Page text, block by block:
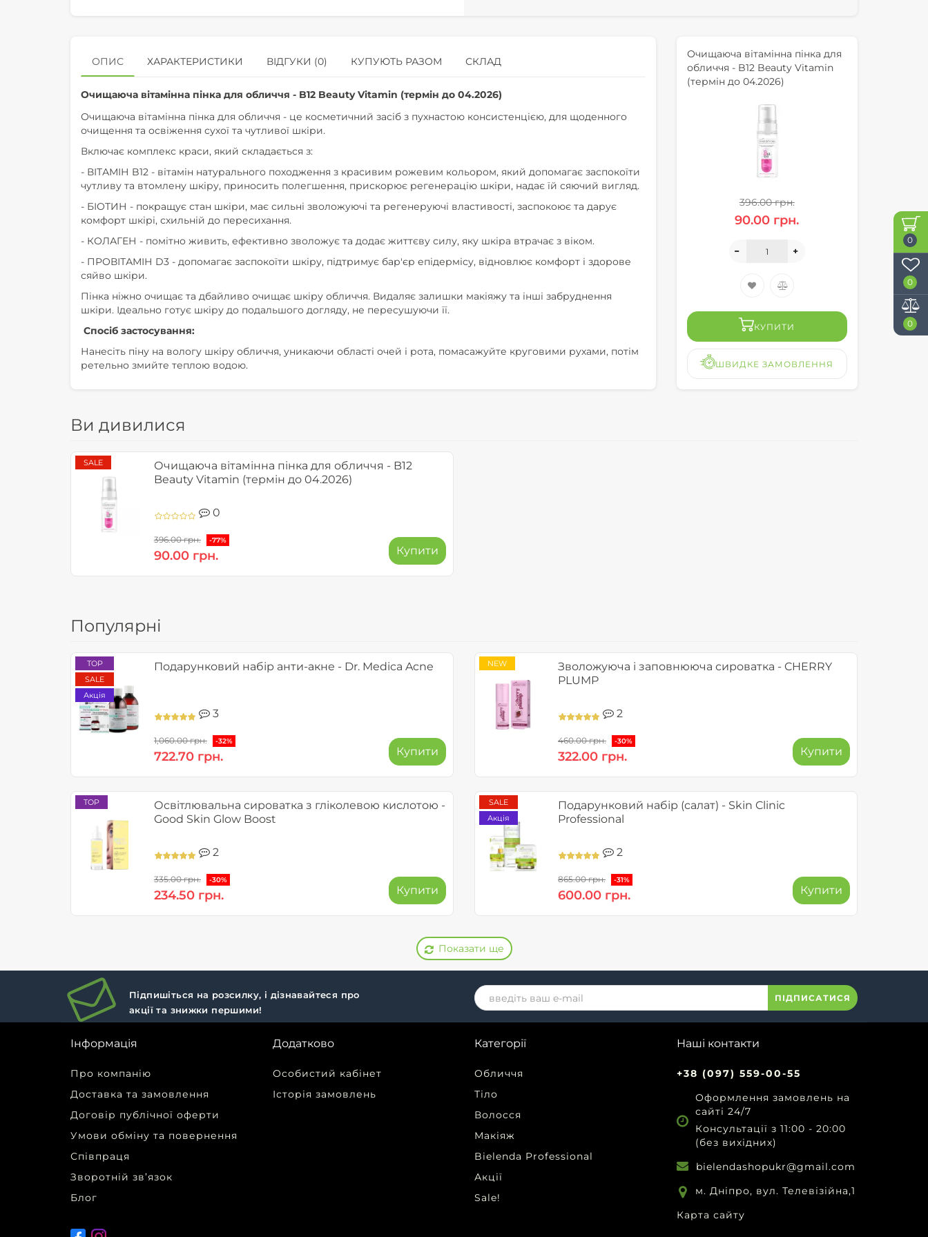
0
0
0
ОПИС ХАРАКТЕРИСТИКИ ВІДГУКИ (0) КУПУЮТЬ РАЗОМ СКЛАД
Очищаюча вітамінна пінка для обличчя - B12 Beauty Vitamin (термін до 04.2026)
Очищаюча вітамінна пінка для обличчя - це косметичний засіб з пухнастою консистенцією, для щоденного
очищення та освіження сухої та чутливої ​​шкіри.
Включає комплекс краси, який складається з:
- ВІТАМІН B12 - вітамін натурального походження з красивим рожевим кольором, який допомагає заспокоїти
чутливу та втомлену шкіру, приносить полегшення, прискорює регенерацію шкіри, надає їй сяючий вигляд.
- БІОТИН - покращує стан шкіри, має сильні зволожуючі та регенеруючі властивості, заспокоює та дарує
комфорт шкірі, схильній до пересихання.
- КОЛАГЕН - помітно живить, ефективно зволожує та додає життєву силу, яку шкіра втрачає з віком.
- ПРОВІТАМІН D3 - допомагає заспокоїти шкіру, підтримує бар'єр епідермісу, відновлює комфорт і здорове
сяйво шкіри.
Пінка ніжно очищає та дбайливо очищає шкіру обличчя. Видаляє залишки макіяжу та інші забруднення
шкіри. Ідеально готує шкіру до подальшого догляду, не пересушуючи її.
Спосіб застосування:
Нанесіть піну на вологу шкіру обличчя, уникаючи області очей і рота, помасажуйте круговими рухами, потім
ретельно змийте теплою водою.
Очищаюча вітамінна пінка для
обличчя - B12 Beauty Vitamin
(термін до 04.2026)
396.00 грн.
90.00 грн.
КУПИТИ
ШВИДКЕ ЗАМОВЛЕННЯ
Ви дивилися
SALE
Очищаюча вітамінна пінка для обличчя - B12
Beauty Vitamin (термін до 04.2026)
0
396.00 грн. -77%
90.00 грн. Купити
Популярні
TOP
SALE
Акція
Подарунковий набір анти-акне - Dr. Medica Acne
3
1,060.00 грн. -32%
722.70 грн. Купити
NEW
Зволожуюча і заповнююча сироватка - CHERRY
PLUMP
2
460.00 грн. -30%
322.00 грн. Купити
TOP
Освітлювальна сироватка з гліколевою кислотою -
Good Skin Glow Boost
2
335.00 грн. -30%
234.50 грн. Купити
SALE
Акція
Подарунковий набір (салат) - Skin Clinic
Professional
2
865.00 грн. -31%
600.00 грн. Купити
Показати ще
Підпишіться на розсилку, і дізнавайтеся про
акції та знижки першими!
ПІДПИСАТИСЯ
Інформація
Про компанію
Доставка та замовлення
Договір публічної оферти
Умови обміну та повернення
Співпраця
Зворотній зв’язок
Блог
Додатково
Особистий кабінет
Історія замовлень
Категорії
Обличчя
Тіло
Волосся
Макіяж
Bielenda Professional
Акції
Sale!
Наші контакти
+38 (097) 559-00-55
Оформлення замовлень на
сайті 24/7
Консультації з 11:00 - 20:00
(без вихідних)
bielendashopukr@gmail.com
м. Дніпро, вул. Телевізійна,1
Карта сайту